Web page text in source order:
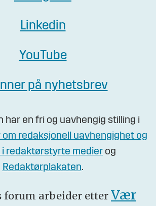
Linkedin
YouTube
på nyhetsbrev
har en fri og uavhengig stilling i
om redaksjonell uavhengighet og
i redaktørstyrte medier og
Redaktørplakaten.
forum arbeider etter Vær